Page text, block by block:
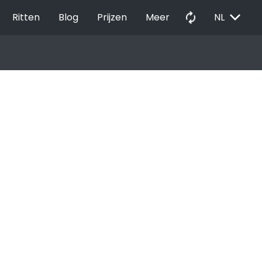
Ritten Blog Prijzen Meer autorenew NL EXPAND_MORE